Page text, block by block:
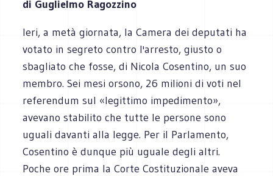
di Guglielmo Ragozzino
Ieri, a metà giornata, la Camera dei deputati ha
votato in segreto contro l'arresto, giusto o
sbagliato che fosse, di Nicola Cosentino, un suo
membro. Sei mesi orsono, 26 milioni di voti nel
referendum sul «legittimo impedimento»,
avevano stabilito che tutte le persone sono
uguali davanti alla legge. Per il Parlamento,
Cosentino è dunque più uguale degli altri.
Poche ore prima la Corte Costituzionale aveva